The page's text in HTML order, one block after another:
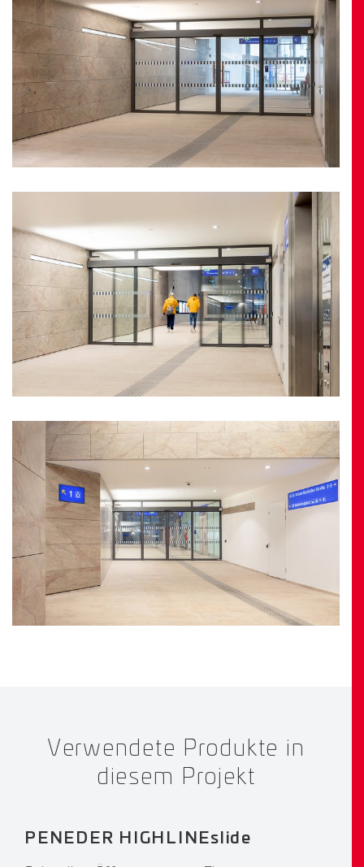
Verwendete Produkte in
diesem Projekt
PENEDER HIGHLINEslide